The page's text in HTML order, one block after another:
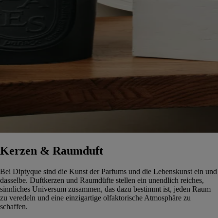
Kerzen & Raumduft
Bei Diptyque sind die Kunst der Parfums und die Lebenskunst ein und
dasselbe. Duftkerzen und Raumdüfte stellen ein unendlich reiches,
sinnliches Universum zusammen, das dazu bestimmt ist, jeden Raum
zu veredeln und eine einzigartige olfaktorische Atmosphäre zu
schaffen.